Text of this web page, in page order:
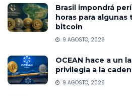
Brasil impondrá
horas para
bitcoin
9 AGOSTO, 2026
OCEAN hace a un
privilegia a la
9 AGOSTO, 2026